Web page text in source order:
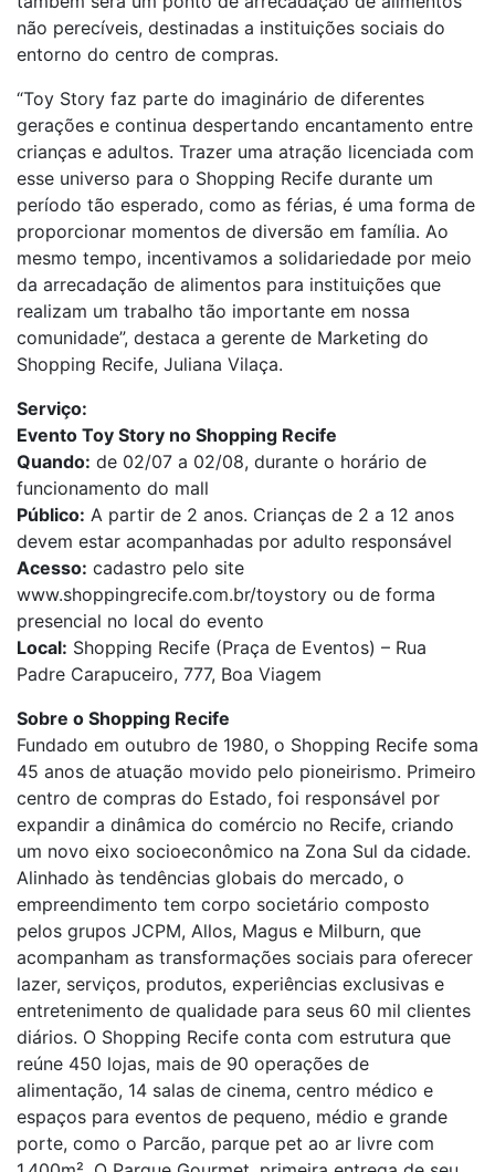
não perecíveis, destinadas a instituições sociais do
entorno do centro de compras.
“Toy Story faz parte do imaginário de diferentes
gerações e continua despertando encantamento entre
crianças e adultos. Trazer uma atração licenciada com
esse universo para o Shopping Recife durante um
período tão esperado, como as férias, é uma forma de
proporcionar momentos de diversão em família. Ao
mesmo tempo, incentivamos a solidariedade por meio
da arrecadação de alimentos para instituições que
realizam um trabalho tão importante em nossa
comunidade”, destaca a gerente de Marketing do
Shopping Recife, Juliana Vilaça.
Serviço:
Evento Toy Story no Shopping Recife
Quando: de 02/07 a 02/08, durante o horário de
funcionamento do mall
Público: A partir de 2 anos. Crianças de 2 a 12 anos
devem estar acompanhadas por adulto responsável
Acesso: cadastro pelo site
www.shoppingrecife.com.br/toystory ou de forma
presencial no local do evento
Local: Shopping Recife (Praça de Eventos) – Rua
Padre Carapuceiro, 777, Boa Viagem
Sobre o Shopping Recife
Fundado em outubro de 1980, o Shopping Recife soma
45 anos de atuação movido pelo pioneirismo. Primeiro
centro de compras do Estado, foi responsável por
expandir a dinâmica do comércio no Recife, criando
um novo eixo socioeconômico na Zona Sul da cidade.
Alinhado às tendências globais do mercado, o
empreendimento tem corpo societário composto
pelos grupos JCPM, Allos, Magus e Milburn, que
acompanham as transformações sociais para oferecer
lazer, serviços, produtos, experiências exclusivas e
entretenimento de qualidade para seus 60 mil clientes
diários. O Shopping Recife conta com estrutura que
reúne 450 lojas, mais de 90 operações de
alimentação, 14 salas de cinema, centro médico e
espaços para eventos de pequeno, médio e grande
porte, como o Parcão, parque pet ao ar livre com